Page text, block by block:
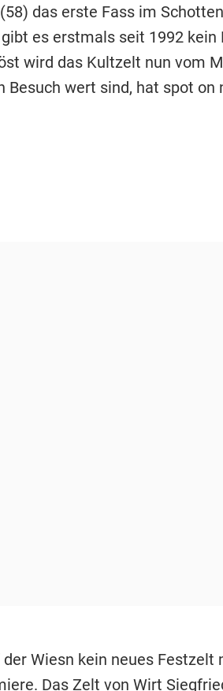
das erste Fass im
es erstmals seit 1992 kein
wird das Kultzelt nun vom
Besuch wert sind, hat spot on
Wiesn kein neues Festzelt
Das Zelt von Wirt